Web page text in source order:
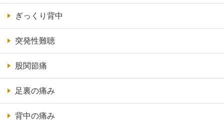
ぎっくり背中
突発性難聴
股関節痛
足裏の痛み
背中の痛み